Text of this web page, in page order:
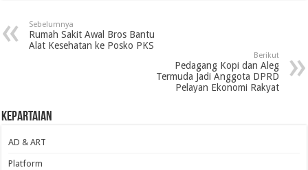
Sebelumnya
Rumah Sakit Awal Bros Bantu
Alat Kesehatan ke Posko PKS
Berikut
Pedagang Kopi dan Aleg
Termuda Jadi Anggota DPRD
Pelayan Ekonomi Rakyat
Kepartaian
AD & ART
Platform